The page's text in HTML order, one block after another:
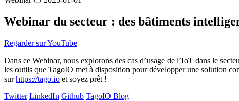
Webinar du secteur : des bâtiments
Regarder sur YouTube
Dans ce Webinar, nous explorons des cas d’usage de l’IoT dans le
les outils que TagoIO met à disposition pour développer une solution
surhttps://tago.io et soyez prêt !
Twitter LinkedIn Github TagoIO Blog